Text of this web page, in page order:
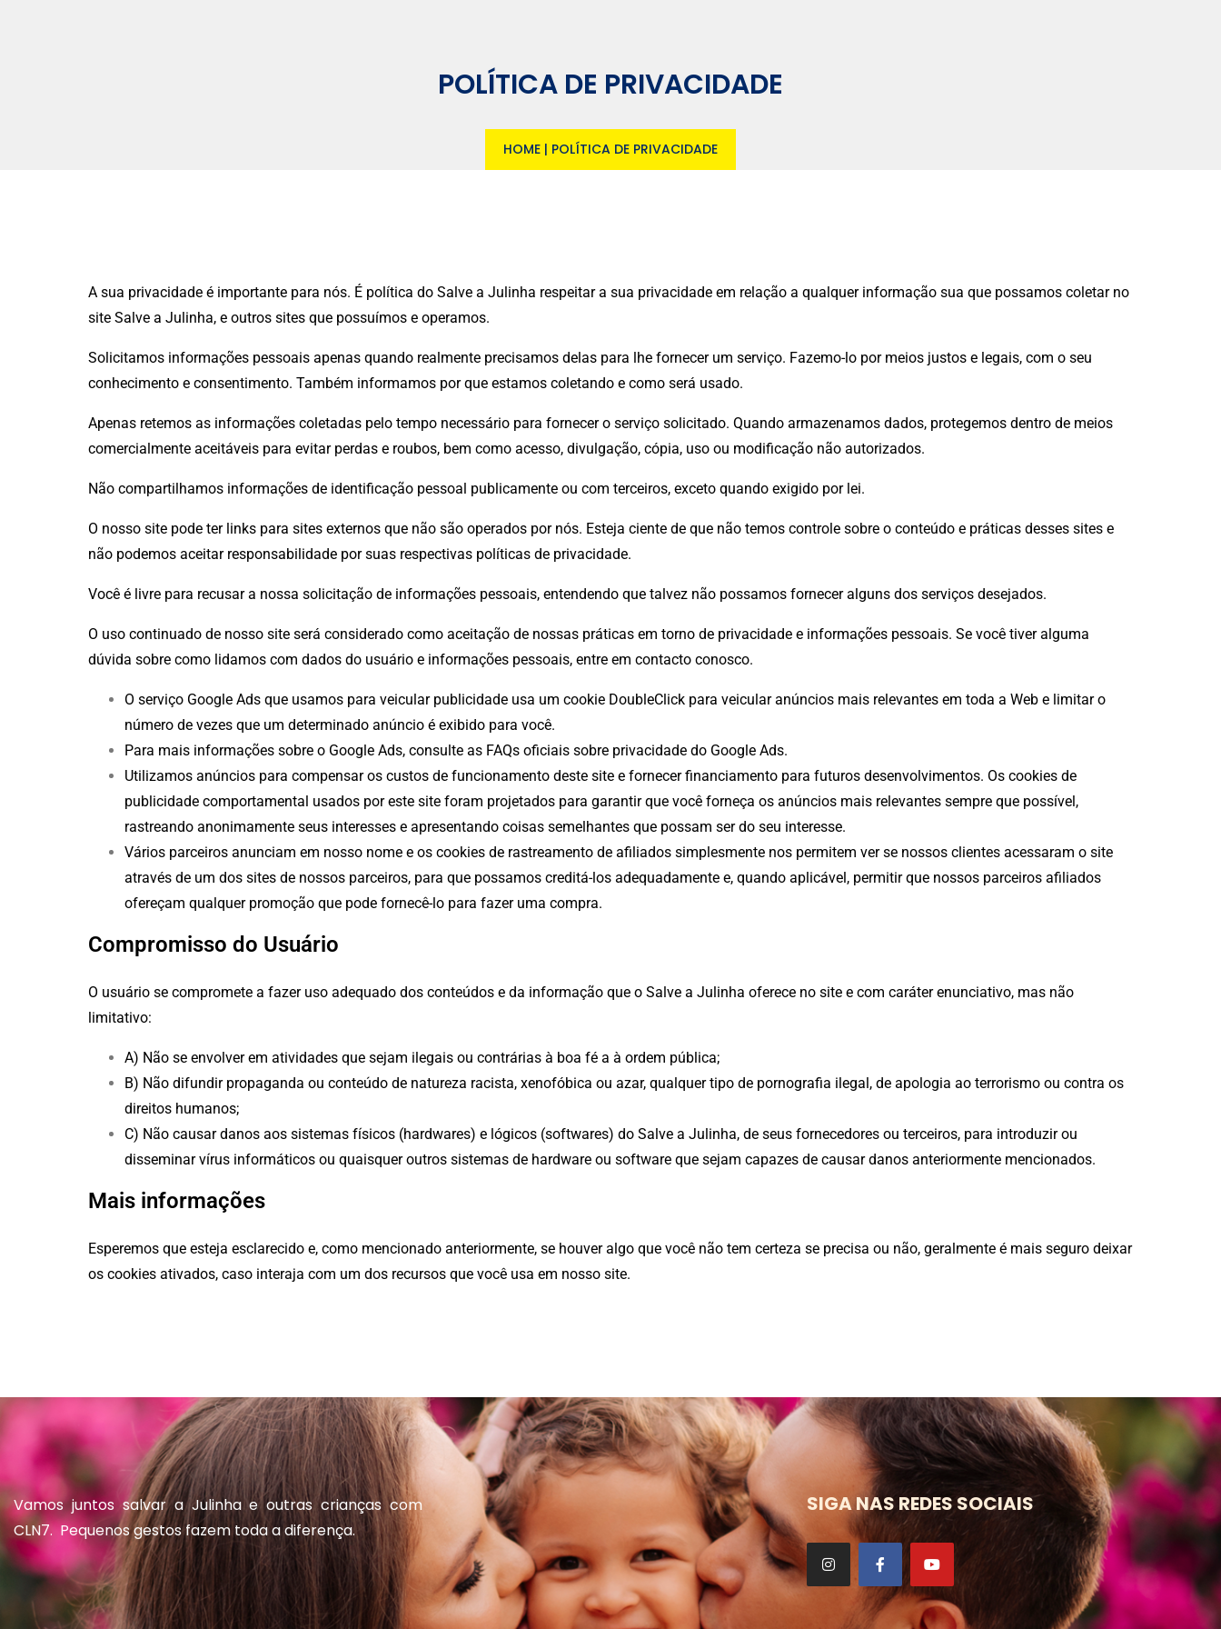
POLÍTICA DE PRIVACIDADE
HOME | POLÍTICA DE PRIVACIDADE
A sua privacidade é importante para nós. É política do Salve a Julinha respeitar a sua privacidade em relação a qualquer informação sua que possamos coletar no
site Salve a Julinha, e outros sites que possuímos e operamos.
Solicitamos informações pessoais apenas quando realmente precisamos delas para lhe fornecer um serviço. Fazemo-lo por meios justos e legais, com o seu
conhecimento e consentimento. Também informamos por que estamos coletando e como será usado.
Apenas retemos as informações coletadas pelo tempo necessário para fornecer o serviço solicitado. Quando armazenamos dados, protegemos dentro de meios
comercialmente aceitáveis ​​para evitar perdas e roubos, bem como acesso, divulgação, cópia, uso ou modificação não autorizados.
Não compartilhamos informações de identificação pessoal publicamente ou com terceiros, exceto quando exigido por lei.
O nosso site pode ter links para sites externos que não são operados por nós. Esteja ciente de que não temos controle sobre o conteúdo e práticas desses sites e
não podemos aceitar responsabilidade por suas respectivas políticas de privacidade.
Você é livre para recusar a nossa solicitação de informações pessoais, entendendo que talvez não possamos fornecer alguns dos serviços desejados.
O uso continuado de nosso site será considerado como aceitação de nossas práticas em torno de privacidade e informações pessoais. Se você tiver alguma
dúvida sobre como lidamos com dados do usuário e informações pessoais, entre em contacto conosco.
O serviço Google Ads que usamos para veicular publicidade usa um cookie DoubleClick para veicular anúncios mais relevantes em toda a Web e limitar o
número de vezes que um determinado anúncio é exibido para você.
Para mais informações sobre o Google Ads, consulte as FAQs oficiais sobre privacidade do Google Ads.
Utilizamos anúncios para compensar os custos de funcionamento deste site e fornecer financiamento para futuros desenvolvimentos. Os cookies de
publicidade comportamental usados ​​por este site foram projetados para garantir que você forneça os anúncios mais relevantes sempre que possível,
rastreando anonimamente seus interesses e apresentando coisas semelhantes que possam ser do seu interesse.
Vários parceiros anunciam em nosso nome e os cookies de rastreamento de afiliados simplesmente nos permitem ver se nossos clientes acessaram o site
através de um dos sites de nossos parceiros, para que possamos creditá-los adequadamente e, quando aplicável, permitir que nossos parceiros afiliados
ofereçam qualquer promoção que pode fornecê-lo para fazer uma compra.
Compromisso do Usuário
O usuário se compromete a fazer uso adequado dos conteúdos e da informação que o Salve a Julinha oferece no site e com caráter enunciativo, mas não
limitativo:
A) Não se envolver em atividades que sejam ilegais ou contrárias à boa fé a à ordem pública;
B) Não difundir propaganda ou conteúdo de natureza racista, xenofóbica ou azar, qualquer tipo de pornografia ilegal, de apologia ao terrorismo ou contra os
direitos humanos;
C) Não causar danos aos sistemas físicos (hardwares) e lógicos (softwares) do Salve a Julinha, de seus fornecedores ou terceiros, para introduzir ou
disseminar vírus informáticos ou quaisquer outros sistemas de hardware ou software que sejam capazes de causar danos anteriormente mencionados.
Mais informações
Esperemos que esteja esclarecido e, como mencionado anteriormente, se houver algo que você não tem certeza se precisa ou não, geralmente é mais seguro deixar
os cookies ativados, caso interaja com um dos recursos que você usa em nosso site.
Vamos juntos salvar a Julinha e outras crianças com
CLN7. Pequenos gestos fazem toda a diferença.
SIGA NAS REDES SOCIAIS